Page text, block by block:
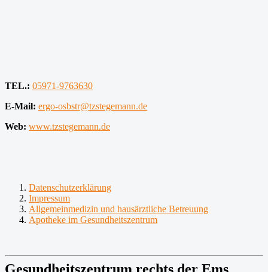
TEL.: 05971-9763630
E-Mail: ergo-osbstr@tzstegemann.de
Web: www.tzstegemann.de
Datenschutzerklärung
Impressum
Allgemeinmedizin und hausärztliche Betreuung
Apotheke im Gesundheitszentrum